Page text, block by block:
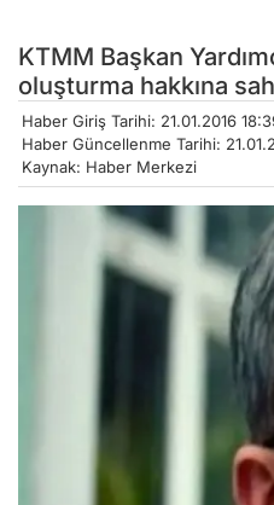
KTMM Başkan
oluşturma hakkına
Haber Giriş Tarihi: 21.01.2016
Haber Güncellenme Tarihi:
Kaynak: Haber Merkezi